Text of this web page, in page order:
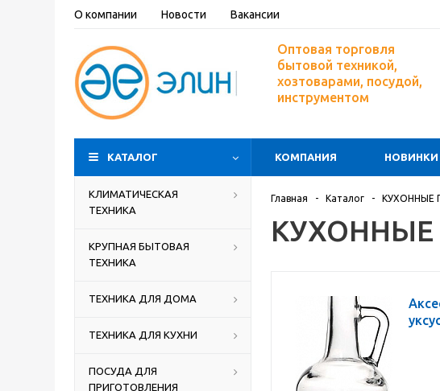
О компании Новости Вакансии
Оптовая торговля
бытовой техникой,
хозтоварами, посудой,
инструментом
КАТАЛОГ КОМПАНИЯ НОВИНКИ
КЛИМАТИЧЕСКАЯ
ТЕХНИКА
КРУПНАЯ БЫТОВАЯ
ТЕХНИКА
ТЕХНИКА ДЛЯ ДОМА
ТЕХНИКА ДЛЯ КУХНИ
ПОСУДА ДЛЯ
ПРИГОТОВЛЕНИЯ
Главная - Каталог - КУХОННЫЕ